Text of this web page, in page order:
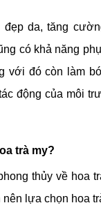
đẹp da, tăng
có khả năng
với đó còn làm
động của môi
trà my?
thủy về hoa
lựa chọn hoa